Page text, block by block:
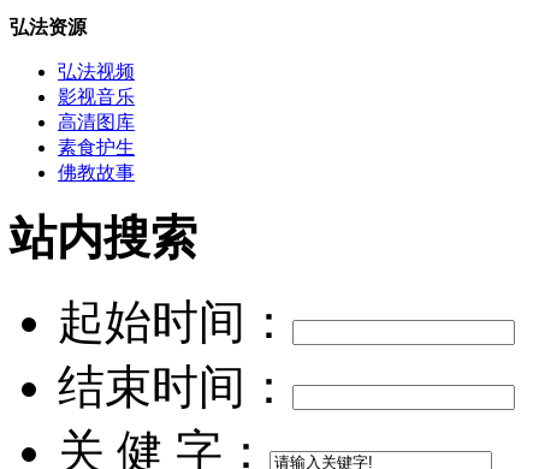
弘法资源
弘法视频
影视音乐
高清图库
素食护生
佛教故事
站内搜索
起始时间：
结束时间：
关 健 字：